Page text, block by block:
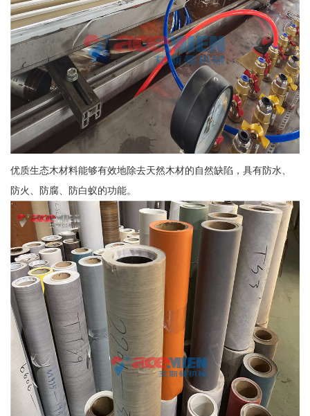
优质生态木材料能够有效地除去天然木材的自然缺陷，具有防水、
防火、防腐、防白蚁的功能。